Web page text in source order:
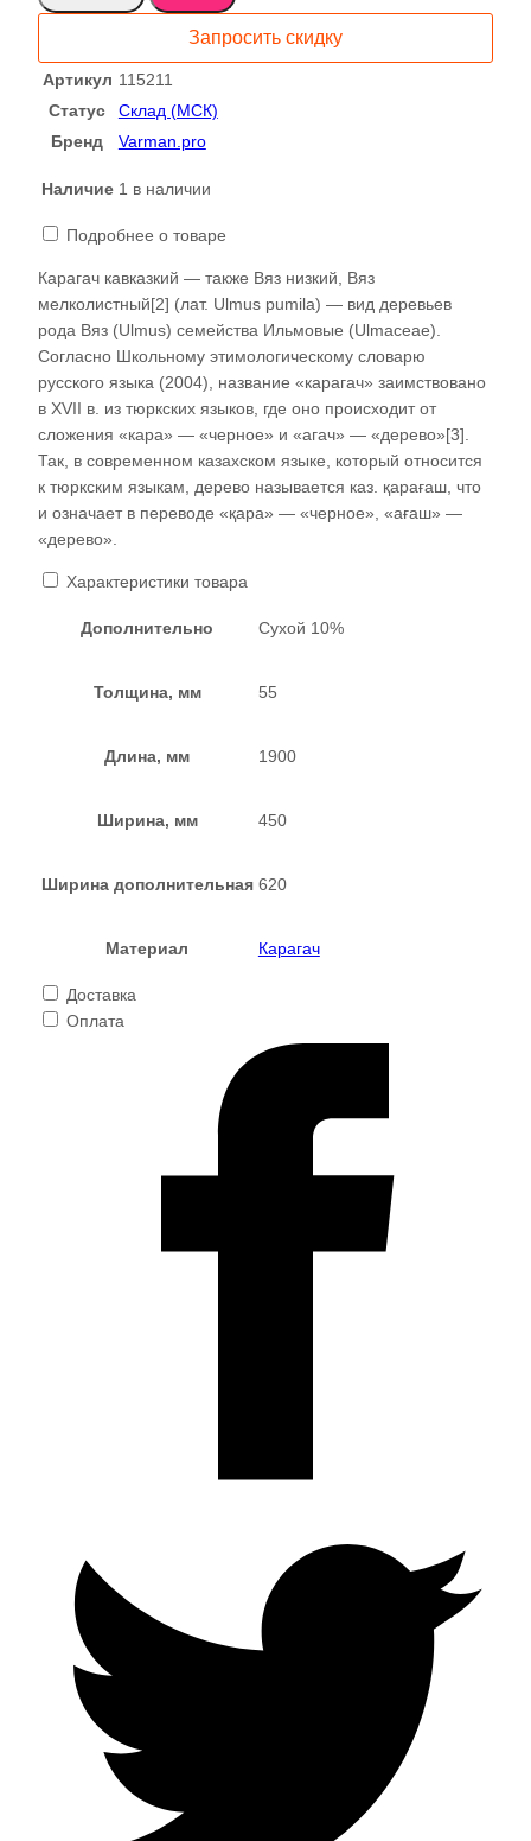
Слэб
Запросить скидку
Артикул 115211
Статус
Склад (МСК)
Бренд
Varman.pro
Наличие 1 в наличии
Подробнее о товаре
Карагач кавказкий — также Вяз низкий, Вяз
мелколистный[2] (лат. Ulmus pumila) — вид деревьев
рода Вяз (Ulmus) семейства Ильмовые (Ulmaceae).
Согласно Школьному этимологическому словарю
русского языка (2004), название «карагач» заимствовано
в XVII в. из тюркских языков, где оно происходит от
сложения «кара» — «черное» и «агач» — «дерево»[3].
Так, в современном казахском языке, который относится
к тюркским языкам, дерево называется каз. қарағаш, что
и означает в переводе «қара» — «черное», «ағаш» —
«дерево».
Характеристики товара
Дополнительно Сухой 10%
Толщина, мм 55
Длина, мм 1900
Ширина, мм 450
Ширина дополнительная 620
Материал Карагач
Доставка
Оплата